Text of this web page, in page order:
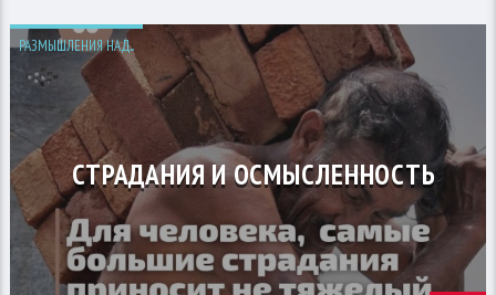
РАЗМЫШЛЕНИЯ НАД...
СТРАДАНИЯ И ОСМЫСЛЕННОСТЬ